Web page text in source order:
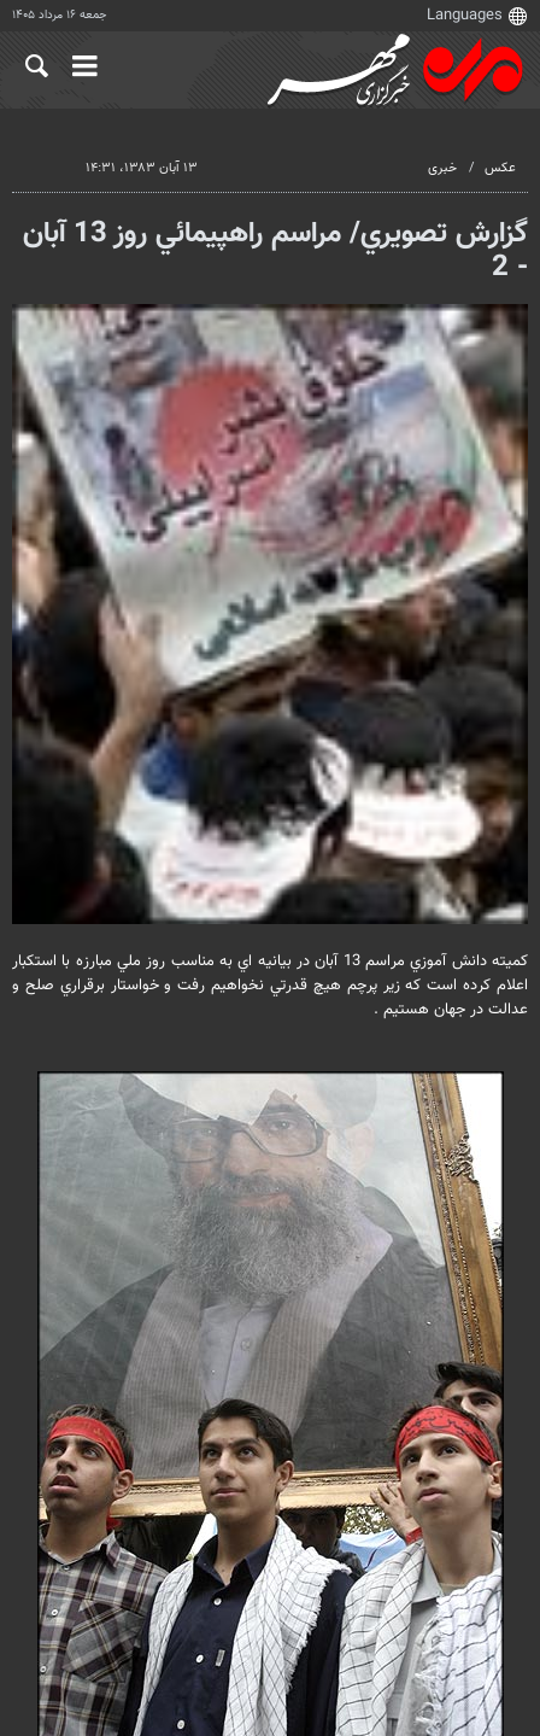
جمعه ۱۶ مرداد ۱۴۰۵
عکس خبری ۱۳ آبان ۱۳۸۳، ۱۴:۳۱
گزارش تصويري/ مراسم راهپيمائي روز 13 آبان
- 2
كميته دانش آموزي مراسم 13 آبان در بيانيه اي به مناسب روز ملي مبارزه با استكبار
اعلام كرده است كه زير پرچم هيچ قدرتي نخواهيم رفت و خواستار برقراري صلح و
عدالت در جهان هستيم .